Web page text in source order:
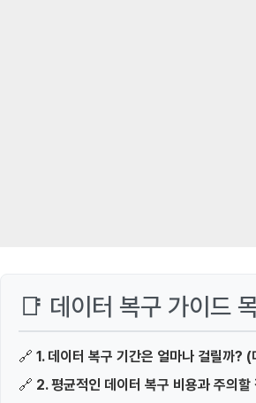
📑 데이터 복구 가이드
🔗 1. 데이터 복구 기간은 얼마나 걸릴까?
🔗 2. 평균적인 데이터 복구 비용과 주의할